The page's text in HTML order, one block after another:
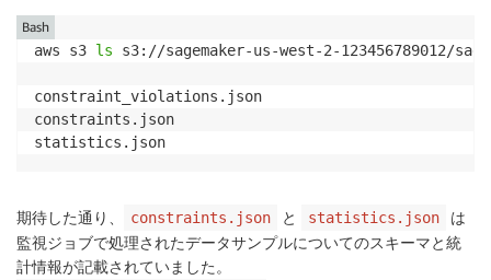
aws s3 ls s3://sagemaker-us-west-2-123456789012/
constraint_violations.json
constraints.json
statistics.json
Bash
期待した通り、 constraints.json と statistics.json
は
監視ジョブで処理されたデータサンプルについてのスキーマと統
計情報が記載されていました。